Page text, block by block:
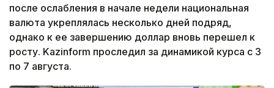
после ослабления в начале недели национальная
валюта укреплялась несколько дней подряд,
однако к ее завершению доллар вновь перешел к
росту. Kazinform проследил за динамикой курса с 3
по 7 августа.